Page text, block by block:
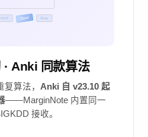
· Anki 同款算法
算法， Anki 自 v23.10 起
——MarginNote 内置同一
接收。